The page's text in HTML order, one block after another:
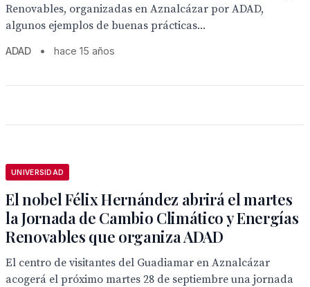
Renovables, organizadas en Aznalcázar por ADAD,
algunos ejemplos de buenas prácticas...
ADAD • hace 15 años
UNIVERSIDAD
El nobel Félix Hernández abrirá el martes
la Jornada de Cambio Climático y Energías
Renovables que organiza ADAD
El centro de visitantes del Guadiamar en Aznalcázar
acogerá el próximo martes 28 de septiembre una jornada